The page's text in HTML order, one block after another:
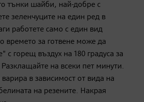
тънки шайби, най-добре с
зеленчуците на един ред в
работете само с един вид
времето за готвене може да
с горещ въздух на 180 градуса за
на всеки пет минути.
в зависимост от вида на
на резените. Накрая